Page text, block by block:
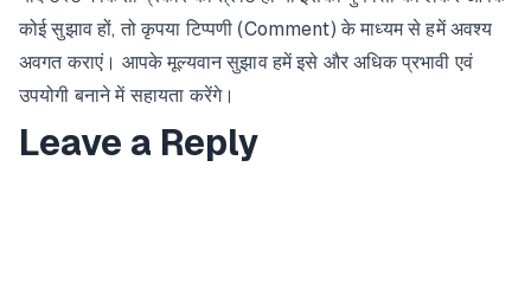
कोई सुझाव हों, तो कृपया टिप्पणी (Comment) के माध्यम से हमें अवश्य
अवगत कराएं। आपके मूल्यवान सुझाव हमें इसे और अधिक प्रभावी एवं
उपयोगी बनाने में सहायता करेंगे।
Leave a Reply